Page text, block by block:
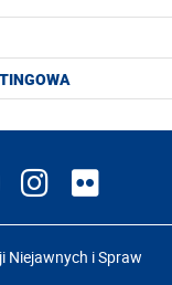
Niejawnych i Spraw